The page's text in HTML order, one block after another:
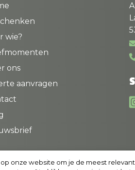
wie?
ons
aanvragen
onze website om je de meest